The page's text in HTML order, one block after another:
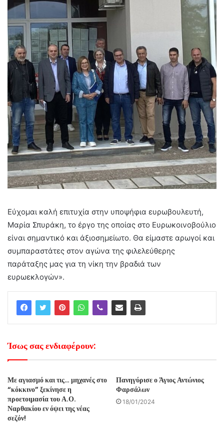
Εύχομαι καλή επιτυχία στην υποψήφια ευρωβουλευτή,
Μαρία Σπυράκη, το έργο της οποίας στο Ευρωκοινοβούλιο
είναι σημαντικό και άξιοσημείωτο. Θα είμαστε αρωγοί και
συμπαραστάτες στον αγώνα της φιλελεύθερης
παράταξης μας για τη νίκη την βραδιά των
ευρωεκλογών».
Ίσως σας ενδιαφέρουν:
Με αγιασμό και τις… μηχανές στο
“κόκκινο” ξεκίνησε η
προετοιμασία του Α.Ο.
Ναρθακίου εν όψει της νέας
σεζόν!
Πανηγύρισε ο Άγιος Αντώνιος
Φαρσάλων
18/01/2024